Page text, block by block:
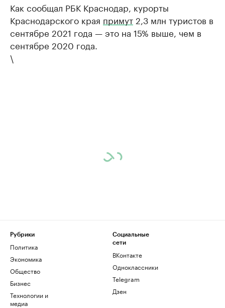
Как сообщал РБК Краснодар, курорты
Краснодарского края примут 2,3 млн туристов в
сентябре 2021 года — это на 15% выше, чем в
сентябре 2020 года.
\
Рубрики
Политика
Экономика
Общество
Бизнес
Технологии и
медиа
Социальные
сети
ВКонтакте
Одноклассники
Telegram
Дзен